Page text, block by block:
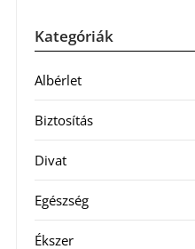
Kategóriák
Albérlet
Biztosítás
Divat
Egészség
Ékszer